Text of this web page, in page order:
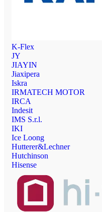
K-Flex
JY
JIAYIN
Jiaxipera
Iskra
IRMATECH MOTOR
IRCA
Indesit
IMS S.r.l.
IKI
Ice Loong
Hutterer&Lechner
Hutchinson
Hisense